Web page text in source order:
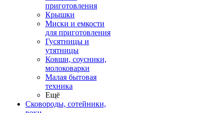
приготовления
Крышки
Миски и емкости
для приготовления
Гусятницы и
утятницы
Ковши, соусники,
молоковарки
Малая бытовая
техника
Ещё
Сковороды, сотейники,